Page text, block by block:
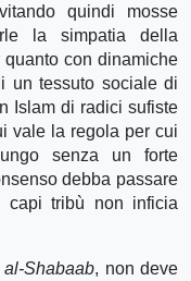
quindi mosse
la simpatia della
con dinamiche
un tessuto sociale di
Islam di radici sufiste
vale la regola per cui
senza un forte
debba passare
tribù non inficia
al-Shabaab, non deve